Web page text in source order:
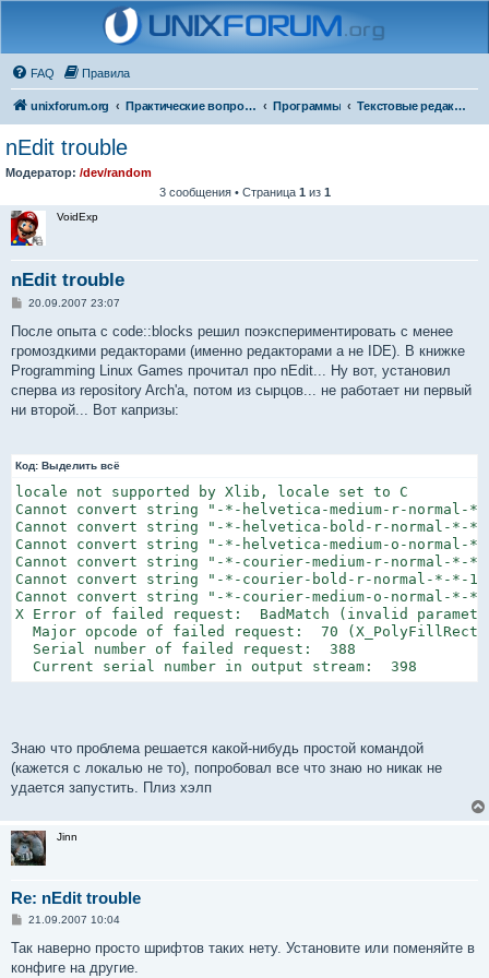
FAQ Правила
unixforum.org Практические вопросы Программы Текстовые редакторы
nEdit trouble
Модератор: /dev/random
3 сообщения • Страница 1 из 1
VoidExp
nEdit trouble
С
о
щ
е
и
е
20.09.2007 23:07
После опыта с code::blocks решил поэкспериментировать с менее
громоздкими редакторами (именно редакторами а не IDE). В книжке
Programming Linux Games прочитал про nEdit... Ну вот, установил
сперва из repository Arch'а, потом из сырцов... не работает ни первый
ни второй... Вот капризы:
Код: Выделить всё
locale not supported by Xlib, locale set to C
Cannot convert string "-*-helvetica-medium-r-
Cannot convert string "-*-helvetica-bold-r-normal-*-
Cannot convert string "-*-helvetica-medium-o-
Cannot convert string "-*-courier-medium-r-normal-*-
Cannot convert string "-*-courier-bold-r-normal-*-*-
Cannot convert string "-*-courier-medium-o-normal-*-
X Error of failed request:  BadMatch (invalid
Major opcode of failed request:  70
  Serial number of failed request:  388
  Current serial number in output stream:  398
Знаю что проблема решается какой-нибудь простой командой
(кажется с локалью не то), попробовал все что знаю но никак не
удается запустить. Плиз хэлп
Jinn
Re: nEdit trouble
С
о
щ
21.09.2007 10:04
Так наверно просто шрифтов таких нету. Установите или поменяйте в
конфиге на другие.